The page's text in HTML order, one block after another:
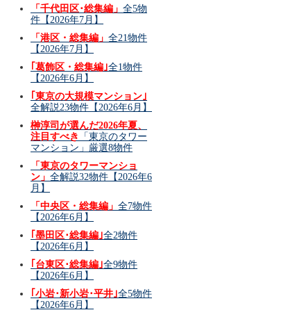
「千代田区･総集編」 全5物
件【2026年7月】
「港区・総集編」 全21物件
【2026年7月】
｢葛飾区・総集編｣全1物件
【2026年6月】
｢東京の大規模マンション｣
全解説23物件【2026年6月】
榊淳司が選んだ2026年夏、
注目すべき
「東京のタワー
マンション」厳選8物件
「東京のタワーマンショ
ン」 全解説32物件【2026年6
月】
「中央区・総集編」 全7物件
【2026年6月】
｢墨田区･総集編｣全2物件
【2026年6月】
｢台東区･総集編｣全9物件
【2026年6月】
｢小岩･新小岩･平井｣全5物件
【2026年6月】